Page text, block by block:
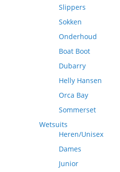
Slippers
Sokken
Onderhoud
Boat Boot
Dubarry
Helly Hansen
Orca Bay
Sommerset
Wetsuits
Heren/Unisex
Dames
Junior